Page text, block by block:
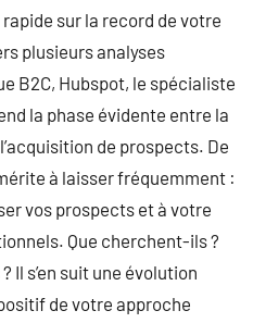
sur la record de votre
plusieurs analyses
B2C, Hubspot, le spécialiste
la phase évidente entre la
de prospects. De
à laisser fréquemment :
vos prospects et à votre
Que cherchent-ils ?
Il s’en suit une évolution
de votre approche